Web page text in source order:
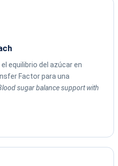
equilibrio del azúcar en
Factor para una
sugar balance support with